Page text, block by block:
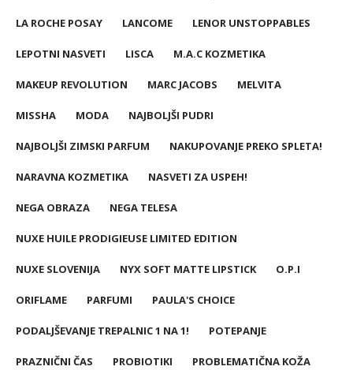
LA ROCHE POSAY LANCOME LENOR UNSTOPPABLES
LEPOTNI NASVETI LISCA M.A.C KOZMETIKA
MAKEUP REVOLUTION MARC JACOBS MELVITA
MISSHA MODA NAJBOLJŠI PUDRI
NAJBOLJŠI ZIMSKI PARFUM NAKUPOVANJE PREKO SPLETA!
NARAVNA KOZMETIKA NASVETI ZA USPEH!
NEGA OBRAZA NEGA TELESA
NUXE HUILE PRODIGIEUSE LIMITED EDITION
NUXE SLOVENIJA NYX SOFT MATTE LIPSTICK O.P.I
ORIFLAME PARFUMI PAULA'S CHOICE
PODALJŠEVANJE TREPALNIC 1 NA 1! POTEPANJE
PRAZNIČNI ČAS PROBIOTIKI PROBLEMATIČNA KOŽA